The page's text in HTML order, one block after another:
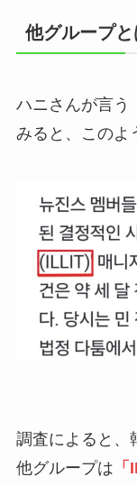
他グループと
ハニさんが言う
みると、このよ
調査によると、
他グループは